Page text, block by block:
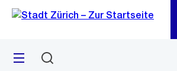
Navigation
Sprunglink
Menü